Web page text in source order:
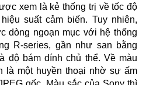
xem là kẻ thống trị về tốc độ
suất cảm biến. Tuy nhiên,
dòng ngoạn mục với hệ thống
R-series, gần như san bằng
độ bám dính chủ thể. Về màu
là một huyền thoại nhờ sự ấm